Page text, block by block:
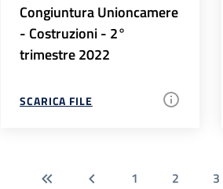
Congiuntura Unioncamere
- Costruzioni - 2°
trimestre 2022
SCARICA FILE
1 2 3